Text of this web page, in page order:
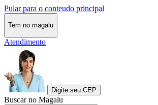
Pular para o conteudo principal
Tem no magalu
Atendimento
Digite seu CEP
Buscar no Magalu